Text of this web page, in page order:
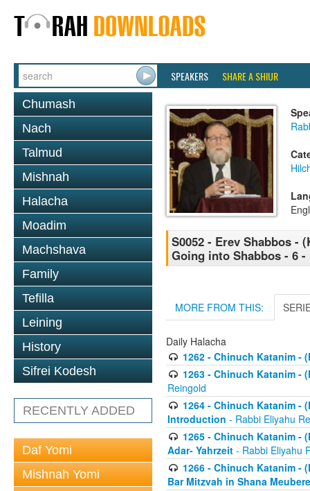
SPEAKERS SHARE A SHIUR
Chumash
Nach
Talmud
Mishnah
Halacha
Moadim
Machshava
Family
Tefilla
Leining
History
Sifrei Kodesh
RECENTLY ADDED
Daf Yomi
Mishnah Yomi
S0052 - Erev Shabbos -
Going into Shabbos - 6
MORE FROM THIS:
Daily Halacha
1262 - Chinuch Katanim -
1263 - Chinuch Katanim -
Reingold
1264 - Chinuch Katanim -
Introduction - Rabbi Eliyahu
1265 - Chinuch Katanim -
Adar- Yahrzeit - Rabbi Eliyahu
1266 - Chinuch Katanim -
Bar Mitzvah in Shana